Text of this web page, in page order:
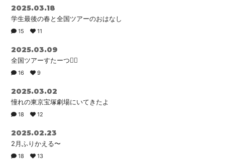
VIDEO
BLOG
PHOTO
会員登録
2025.03.18
学生最後の春と全国ツアーのおはなし
15 11
2025.03.09
全国ツアーすたーつ✌🏻
16 9
2025.03.02
憧れの東京宝塚劇場にいてきたよ
18 12
2025.02.23
2月ふりかえる〜
18 13